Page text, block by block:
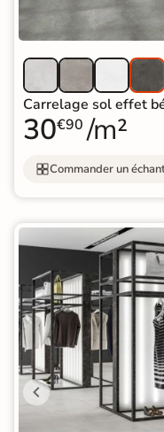
Carrelage sol effet
30€90 /m²
Commander un